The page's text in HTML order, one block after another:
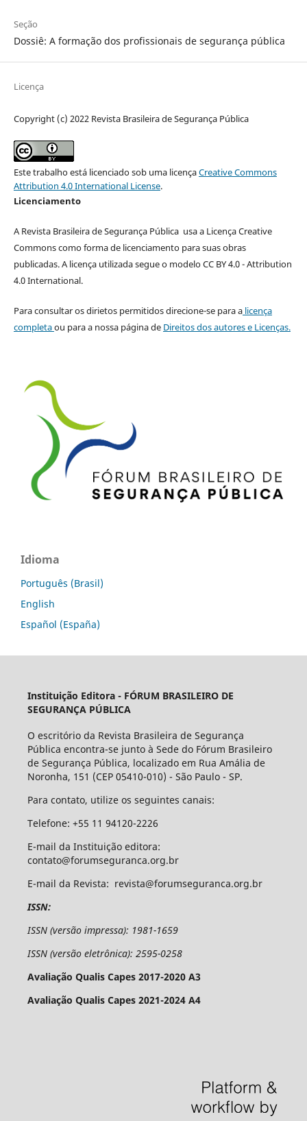
Seção
Dossiê: A formação dos profissionais de segurança pública
Licença
Copyright (c) 2022 Revista Brasileira de Segurança Pública
Este trabalho está licenciado sob uma licençaCreative Commons
Attribution 4.0 International License.
Licenciamento
A Revista Brasileira de Segurança Pública usa a Licença Creative
Commons como forma de licenciamento para suas obras
publicadas. A licença utilizada segue o modelo CC BY 4.0 - Attribution
4.0 International.
Para consultar os dirietos permitidos direcione-se para alicença
completaou para a nossa página de Direitos dos autores e Licenças.
Idioma
Português (Brasil)
English
Español (España)
Instituição Editora - FÓRUM BRASILEIRO DE
SEGURANÇA PÚBLICA
O escritório da Revista Brasileira de Segurança
Pública encontra-se junto à Sede do Fórum Brasileiro
de Segurança Pública, localizado em Rua Amália de
Noronha, 151 (CEP 05410-010) - São Paulo - SP.
Para contato, utilize os seguintes canais:
Telefone: +55 11 94120-2226
E-mail da Instituição editora:
contato@forumseguranca.org.br
E-mail da Revista: revista@forumseguranca.org.br
ISSN:
ISSN (versão impressa): 1981-1659
ISSN (versão eletrônica): 2595-0258
Avaliação Qualis Capes 2017-2020 A3
Avaliação Qualis Capes 2021-2024 A4